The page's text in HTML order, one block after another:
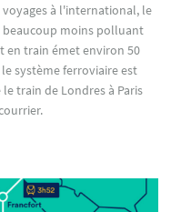
voyages à l'international, le
moins polluant
en train émet environ 50
le système ferroviaire est
train de Londres à Paris